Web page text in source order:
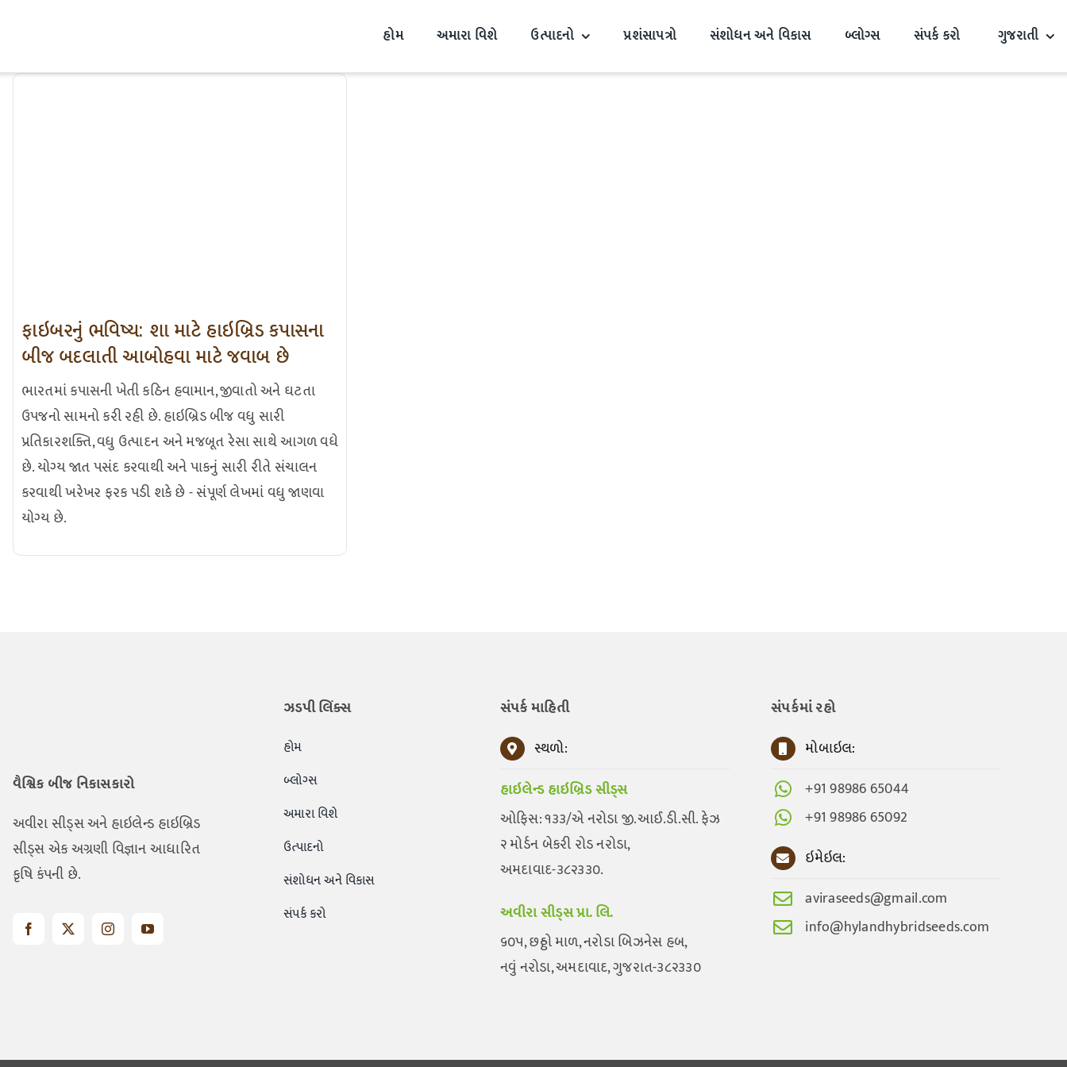
હોમ અમારા વિશે ઉત્પાદનો પ્રશંસાપત્રો સંશોધન અને વિકાસ બ્લોગ્સ સંપર્ક કરો ગુજરાતી
ફાઇબરનું ભવિષ્ય: શા માટે હાઇબ્રિડ કપાસના
બીજ બદલાતી આબોહવા માટે જવાબ છે
ભારતમાં કપાસની ખેતી કઠિન હવામાન, જીવાતો અને ઘટતા
ઉપજનો સામનો કરી રહી છે. હાઇબ્રિડ બીજ વધુ સારી
પ્રતિકારશક્તિ, વધુ ઉત્પાદન અને મજબૂત રેસા સાથે આગળ વધે
છે. યોગ્ય જાત પસંદ કરવાથી અને પાકનું સારી રીતે સંચાલન
કરવાથી ખરેખર ફરક પડી શકે છે - સંપૂર્ણ લેખમાં વધુ જાણવા
યોગ્ય છે.
વૈશ્વિક બીજ નિકાસકારો
અવીરા સીડ્સ અને હાઇલેન્ડ હાઇબ્રિડ
સીડ્સ એક અગ્રણી વિજ્ઞાન આધારિત
કૃષિ કંપની છે.
ઝડપી લિંક્સ
હોમ
બ્લોગ્સ
અમારા વિશે
ઉત્પાદનો
સંશોધન અને વિકાસ
સંપર્ક કરો
સંપર્ક માહિતી
સ્થળો:
હાઇલેન્ડ હાઇબ્રિડ સીડ્સ
ઓફિસ: ૧૩૩/એ નરોડા જી.આઈ.ડી.સી. ફેઝ
૨ મોર્ડન બેકરી રોડ નરોડા,
અમદાવાદ-૩૮૨૩૩૦.
અવીરા સીડ્સ પ્રા. લિ.
૬૦૫, છઠ્ઠો માળ, નરોડા બિઝનેસ હબ,
નવું નરોડા, અમદાવાદ, ગુજરાત-૩૮૨૩૩૦
સંપર્કમાં રહો
મોબાઇલ:
+91 98986 65044
+91 98986 65092
ઇમેઇલ:
aviraseeds@gmail.com
info@hylandhybridseeds.com